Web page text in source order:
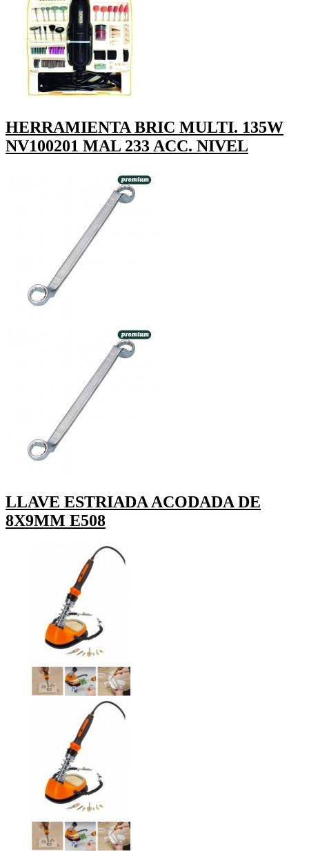
HERRAMIENTA BRIC MULTI. 135W
NV100201 MAL 233 ACC. NIVEL
LLAVE ESTRIADA ACODADA DE
8X9MM E508